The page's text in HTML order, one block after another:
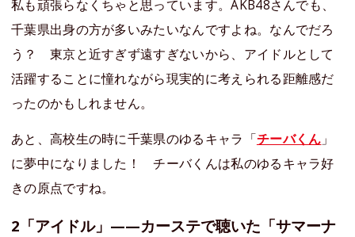
私も頑張らなくちゃと思っています。AKB48さんでも、
千葉県出身の方が多いみたいなんですよね。なんでだろ
う？ 東京と近すぎず遠すぎないから、アイドルとして
活躍することに憧れながら現実的に考えられる距離感だ
ったのかもしれません。
あと、高校生の時に千葉県のゆるキャラ「チーバくん 」
に夢中になりました！ チーバくんは私のゆるキャラ好
きの原点ですね。
2「アイドル」——カーステで聴いた「サマーナ